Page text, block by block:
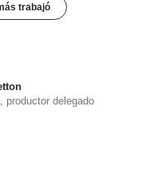
trabajó
productor delegado